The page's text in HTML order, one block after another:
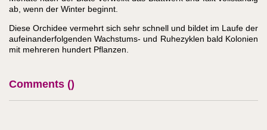
ab, wenn der Winter beginnt.
Diese Orchidee vermehrt sich sehr schnell und bildet im Laufe der
aufeinanderfolgenden Wachstums- und Ruhezyklen bald Kolonien
mit mehreren hundert Pflanzen.
Comments ()